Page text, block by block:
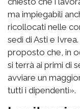
ma impiegabili
ricollocati nelle
sedi di Asti e
proposto che, in
si terrà ai primi di
avviare un
tutti i dipendenti».